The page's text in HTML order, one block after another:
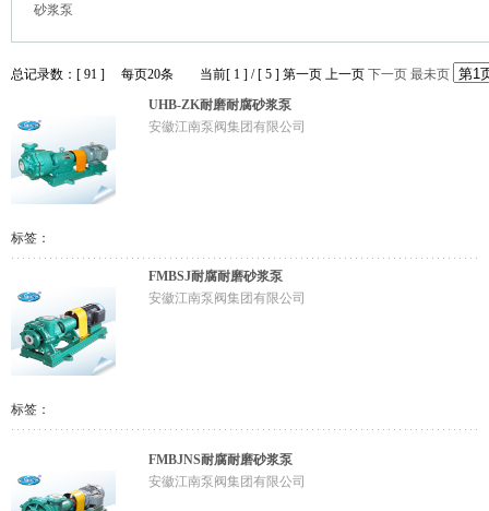
砂浆泵
总记录数：[ 91 ] 每页20条 当前[ 1 ] / [ 5 ] 第一页 上一页 下一页 最未页
UHB-ZK耐磨耐腐砂浆泵
安徽江南泵阀集团有限公司
标签：
FMBSJ耐腐耐磨砂浆泵
安徽江南泵阀集团有限公司
标签：
FMBJNS耐腐耐磨砂浆泵
安徽江南泵阀集团有限公司